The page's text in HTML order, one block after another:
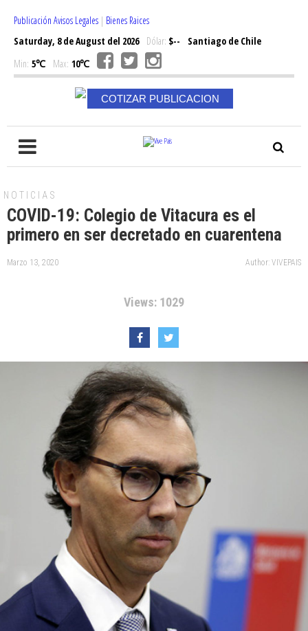
Publicación Avisos Legales | Bienes Raices
Saturday, 8 de August del 2026Dólar: $--
Santiago de Chile
Min: 5℃ Max: 10℃
COTIZAR PUBLICACION
NOTICIAS
COVID-19: Colegio de Vitacura es el
primero en ser decretado en cuarentena
Marzo 13, 2020 Author: VIVEPAIS
Views: 1029